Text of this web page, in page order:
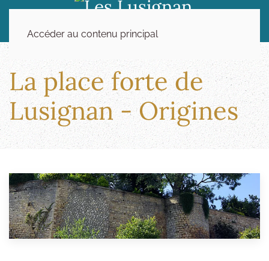
Accéder au contenu principal
La place forte de
Lusignan - Origines